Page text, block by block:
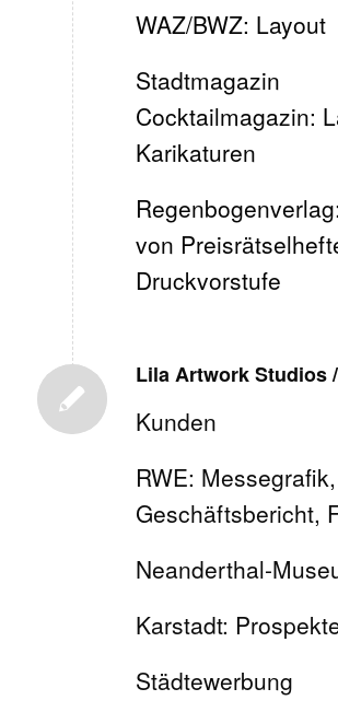
WAZ/BWZ: Layout
Stadtmagazin
Cocktailmagazin:
Karikaturen
von
Druckvorstufe
Lila Artwork Studios
Kunden
RWE: Messegrafik,
Geschäftsbericht,
Neanderthal-
Karstadt:
Städtewerbung